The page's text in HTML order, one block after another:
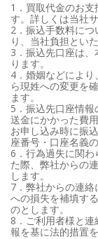
1．買取代金のお
す。詳しくは当社
2．振込手数料に
り、当社負担といた
3．振込先口座は
ります。
4．婚姻などによ
ら現姓への変更を
ます。
5．振込先口座情
送金にかかった費
お申し込み時に振
座番号・口座名義
6．行為過失に関
た際、弊社からの
します。
7．弊社からの連
への損失を補填す
のとします。
8．ご利用者様と
報を基に法的措置を